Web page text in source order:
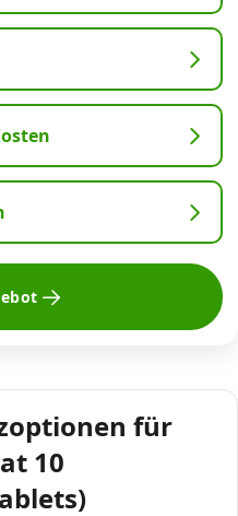
für
10